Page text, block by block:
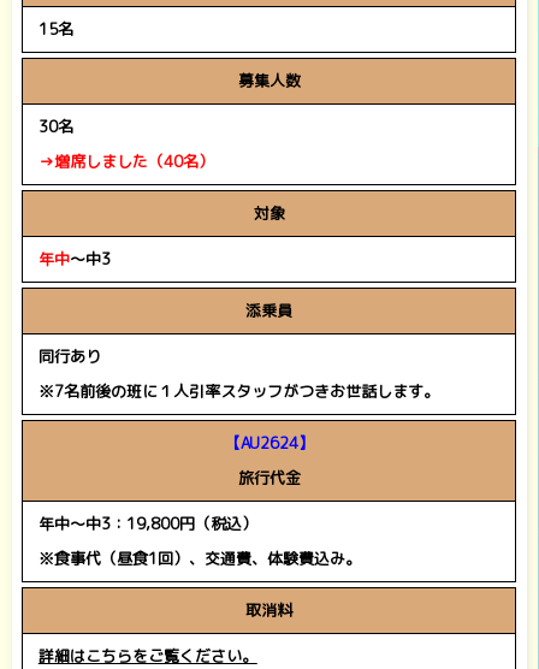
15名
募集人数
30名
→増席しました（40名）
対象
年中～中3
添乗員
同行あり
※7名前後の班に１人引率スタッフがつきお世話します。
【AU2624】
旅行代金
年中～中3：19,800円（税込）
※食事代（昼食1回）、交通費、体験費込み。
取消料
詳細はこちらをご覧ください。